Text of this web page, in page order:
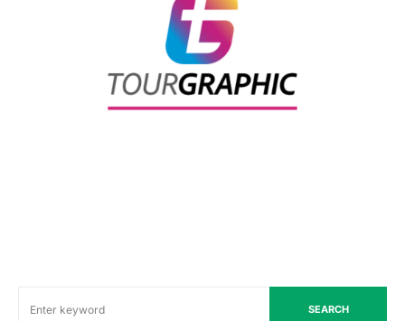
SEARCH